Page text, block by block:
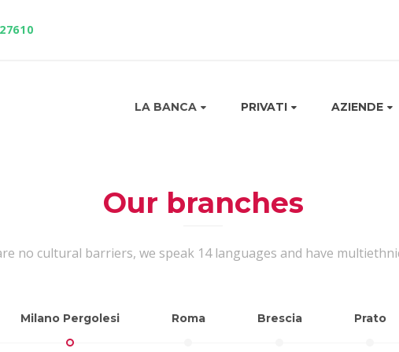
LA BANCA PRIVATI AZIENDE
Our branches
no cultural barriers, we speak 14 languages and have
Milano Pergolesi Roma Brescia Prato